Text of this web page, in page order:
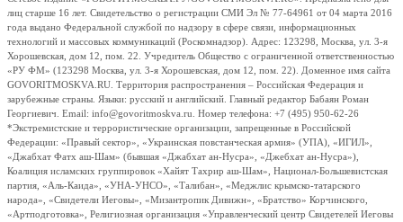
лиц старше 16 лет. Свидетельство о регистрации СМИ Эл № 77-64961 от 04 марта 2016
года выдано Федеральной службой по надзору в сфере связи, информационных
технологий и массовых коммуникаций (Роскомнадзор). Адрес: 123298, Москва, ул. 3-я
Хорошевская, дом 12, пом. 22. Учредитель Общество с ограниченной ответственностью
«РУ ФМ» (123298 Москва, ул. 3-я Хорошевская, дом 12, пом. 22). Доменное имя сайта
GOVORITMOSKVA.RU. Территория распространения – Российская Федерация и
зарубежные страны. Языки: русский и английский. Главный редактор Бабаян Роман
Георгиевич. Email: info@govoritmoskva.ru. Номер телефона: +7 (495) 950-62-26
*Экстремистские и террористические организации, запрещенные в Российской
Федерации: «Правый сектор», «Украинская повстанческая армия» (УПА), «ИГИЛ»,
«Джабхат Фатх аш-Шам» (бывшая «Джабхат ан-Нусра», «Джебхат ан-Нусра»),
Коалиция исламских группировок «Хайят Тахрир аш-Шам», Национал-Большевистская
партия, «Аль-Каида», «УНА-УНСО», «Талибан», «Меджлис крымско-татарского
народа», «Свидетели Иеговы», «Мизантропик Дивижн», «Братство» Корчинского,
«Артподготовка», Религиозная организация «Управленческий центр Свидетелей Иеговы